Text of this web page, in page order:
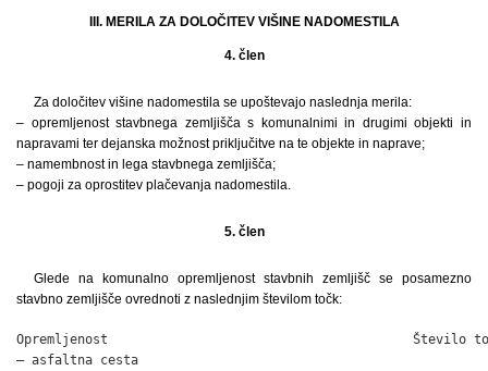
III. MERILA ZA DOLOČITEV VIŠINE NADOMESTILA
4. člen
Za določitev višine nadomestila se upoštevajo naslednja merila:
– opremljenost stavbnega zemljišča s komunalnimi in drugimi objekti in
napravami ter dejanska možnost priključitve na te objekte in naprave;
– namembnost in lega stavbnega zemljišča;
– pogoji za oprostitev plačevanja nadomestila.
5. člen
Glede na komunalno opremljenost stavbnih zemljišč se posamezno
stavbno zemljišče ovrednoti z naslednjim številom točk:
Opremljenost                                        Število
– asfaltna cesta